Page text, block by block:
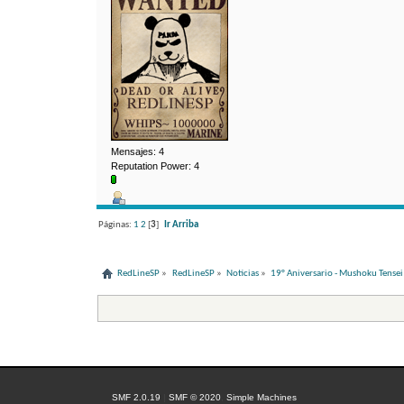
Mensajes: 4
Reputation Power: 4
Páginas: 1 2 [3]
Ir Arriba
RedLineSP » RedLineSP» Noticias » 19° Aniversario - Mushoku
SMF 2.0.19 |SMF © 2020 ,Simple Machines